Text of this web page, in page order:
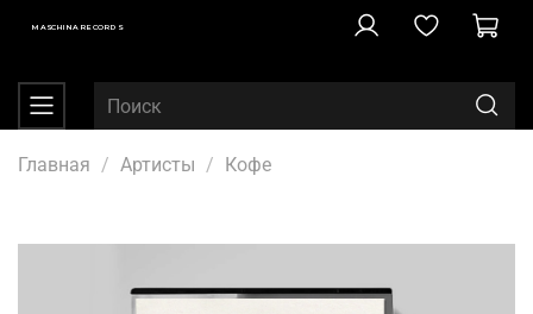
MASCHINA RECORDS
Главная Артисты Кофе